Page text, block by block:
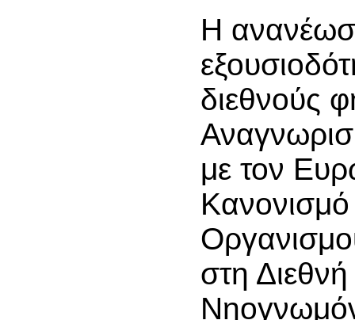
Η
διεθνούς
με τον
στη